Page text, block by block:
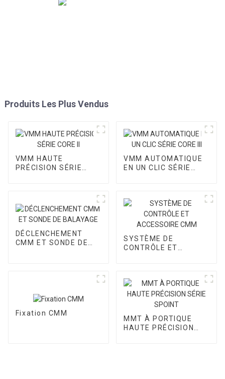
Produits Les Plus Vendus
VMM HAUTE
PRÉCISION SÉRIE
VMM AUTOMATIQUE
EN UN CLIC SÉRIE
DÉCLENCHEMENT
CMM ET SONDE DE
SYSTÈME DE
CONTRÔLE ET
Fixation CMM
MMT À PORTIQUE
HAUTE PRÉCISION